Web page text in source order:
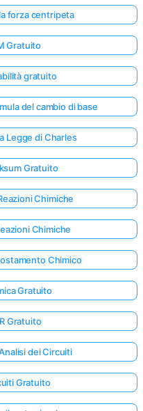
forza centripeta
Gratuito
gratuito
del cambio di base
Legge di Charles
Gratuito
Chimiche
Chimiche
Chimico
Gratuito
Gratuito
dei Circuiti
Gratuito